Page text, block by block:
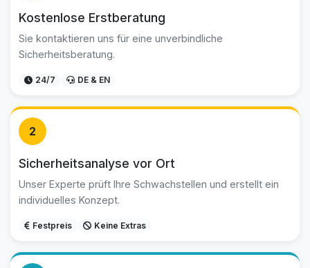
Kostenlose Erstberatung
Sie kontaktieren uns für eine unverbindliche
Sicherheitsberatung.
24/7 DE & EN
2
Sicherheitsanalyse vor Ort
Unser Experte prüft Ihre Schwachstellen und erstellt ein
individuelles Konzept.
Festpreis Keine Extras